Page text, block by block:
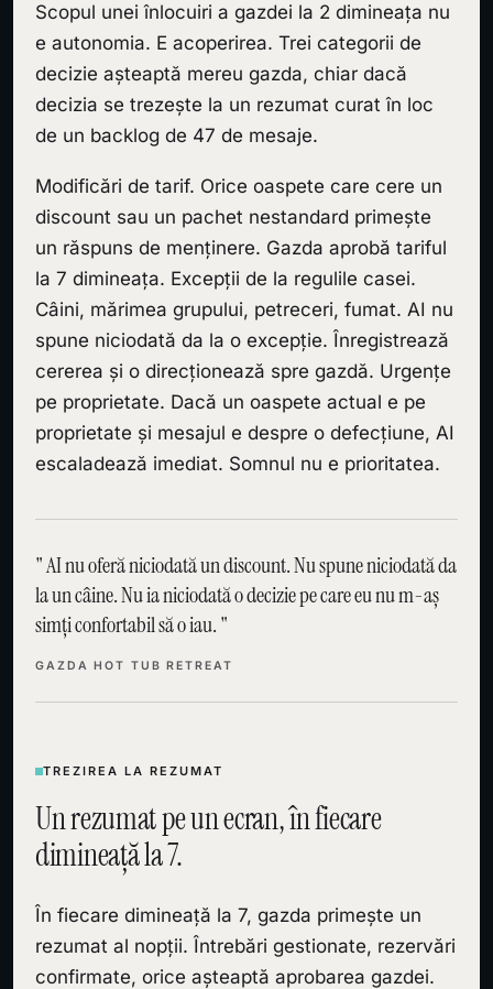
Scopul unei înlocuiri a gazdei la 2 dimineața nu
e autonomia. E acoperirea. Trei categorii de
decizie așteaptă mereu gazda, chiar dacă
decizia se trezește la un rezumat curat în loc
de un backlog de 47 de mesaje.
Modificări de tarif. Orice oaspete care cere un
discount sau un pachet nestandard primește
un răspuns de menținere. Gazda aprobă tariful
la 7 dimineața. Excepții de la regulile casei.
Câini, mărimea grupului, petreceri, fumat. AI nu
spune niciodată da la o excepție. Înregistrează
cererea și o direcționează spre gazdă. Urgențe
pe proprietate. Dacă un oaspete actual e pe
proprietate și mesajul e despre o defecțiune, AI
escaladează imediat. Somnul nu e prioritatea.
AI nu oferă niciodată un discount. Nu spune niciodată da
la un câine. Nu ia niciodată o decizie pe care eu nu m-aș
simți confortabil să o iau.
GAZDA HOT TUB RETREAT
TREZIREA LA REZUMAT
Un rezumat pe un ecran, în fiecare
dimineață la 7.
În fiecare dimineață la 7, gazda primește un
rezumat al nopții. Întrebări gestionate, rezervări
confirmate, orice așteaptă aprobarea gazdei.